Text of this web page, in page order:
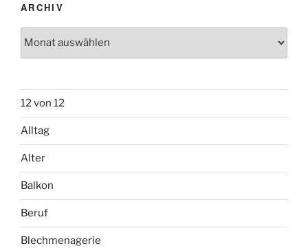
ARCHIV
Archiv
12 von 12
Alltag
Alter
Balkon
Beruf
Blechmenagerie